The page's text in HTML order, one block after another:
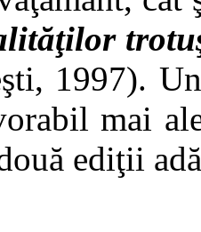
1997).
mai
ediţii